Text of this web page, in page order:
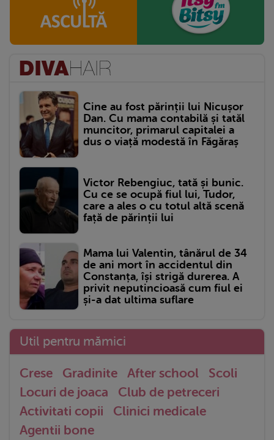
Cine au fost părinții lui Nicușor
Dan. Cu mama contabilă și tatăl
muncitor, primarul capitalei a
dus o viață modestă în Făgăraș
Victor Rebengiuc, tată și bunic.
Cu ce se ocupă fiul lui, Tudor,
care a ales o cu totul altă scenă
față de părinții lui
Mama lui Valentin, tânărul de 34
de ani mort în accidentul din
Constanța, își strigă durerea. A
privit neputincioasă cum fiul ei
și-a dat ultima suflare
Util pentru mămici
Crese Gradinite After school
Scoli
Locuri de joaca
Club de petreceri
Activitati copii
Clinici medicale
Agentii bone